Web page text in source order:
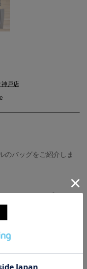
戸店
バッグをご紹介しま
ょうどいい大きさでお